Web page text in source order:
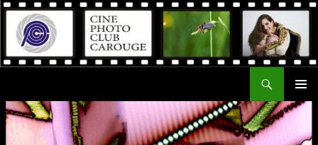
MENU
AU
CONTENU